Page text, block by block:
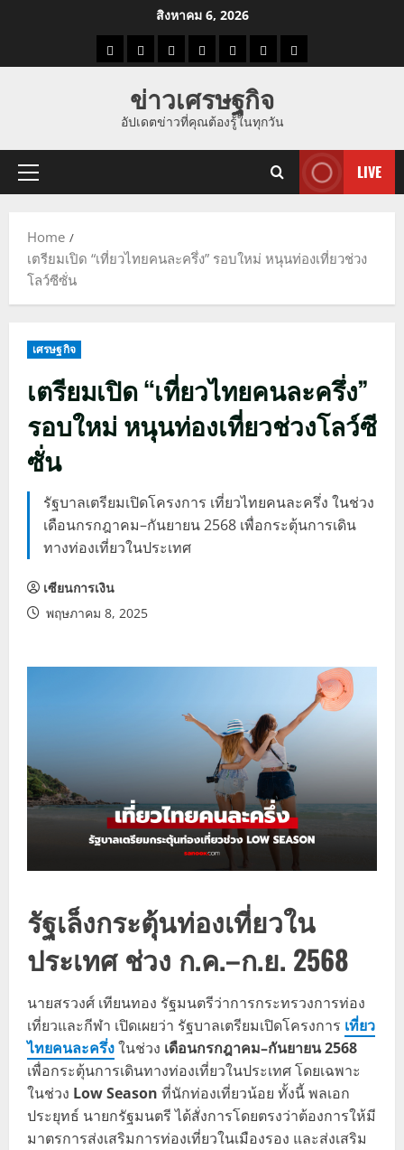
สิงหาคม 6, 2026
ราคาแนว
ราคา
ทอง
ข่าว
นี้
ข่าว
ดูด
ที่
ผู้ชาย
ข่าวเศรษฐกิจ
อัปเดตข่าวที่คุณต้องรู้ในทุกวัน
Primary
LIVE
Home
เตรียมเปิด “เที่ยวไทยคนละครึ่ง” รอบใหม่ หนุนท่องเที่ยวช่วง
โลว์ซีซั่น
เศรษฐกิจ
เตรียมเปิด “เที่ยวไทยคนละครึ่ง”
รอบใหม่ หนุนท่องเที่ยวช่วงโลว์ซี
ซั่น
รัฐบาลเตรียมเปิดโครงการ เที่ยวไทยคนละครึ่ง ในช่วง
เดือนกรกฎาคม–กันยายน 2568 เพื่อกระตุ้นการเดิน
ทางท่องเที่ยวในประเทศ
เซียนการเงิน
พฤษภาคม 8, 2025
รัฐเล็งกระตุ้นท่องเที่ยวใน
ประเทศ ช่วง ก.ค.–ก.ย. 2568
นายสรวงศ์ เทียนทอง รัฐมนตรีว่าการกระทรวงการท่อง
เที่ยวและกีฬา เปิดเผยว่า รัฐบาลเตรียมเปิดโครงการ เที่ยว
ไทยคนละครึ่งในช่วง เดือนกรกฎาคม–กันยายน 2568
เพื่อกระตุ้นการเดินทางท่องเที่ยวในประเทศ โดยเฉพาะ
ในช่วง Low Season ที่นักท่องเที่ยวน้อย ทั้งนี้ พลเอก
ประยุทธ์ นายกรัฐมนตรี ได้สั่งการโดยตรงว่าต้องการให้มี
มาตรการส่งเสริมการท่องเที่ยวในเมืองรอง และส่งเสริม